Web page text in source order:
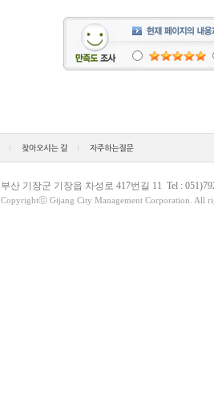
부산 기장군 기장읍 차성로 417번길 11 Tel :
Copyrightⓒ Gijang City Management Corporation. All